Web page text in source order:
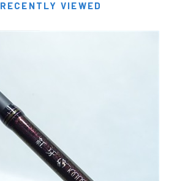
RECENTLY VIEWED